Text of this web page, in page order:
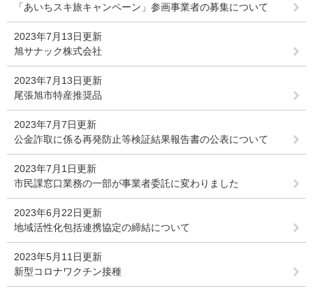
「あいちスキ旅キャンペーン」参画事業者の募集について
2023年7月13日更新
旭サナック株式会社
2023年7月13日更新
尾張旭市特産推奨品
2023年7月7日更新
公金詐取に係る再発防止等検証結果報告書の公表について
2023年7月1日更新
市民課窓口業務の一部が事業者委託に変わりました
2023年6月22日更新
地域活性化包括連携協定の締結について
2023年5月11日更新
新型コロナワクチン接種